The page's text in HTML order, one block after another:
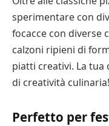
sperimentare con
focacce con diverse
calzoni ripieni di
piatti creativi. La
di creatività culinaria!
Perfetto per